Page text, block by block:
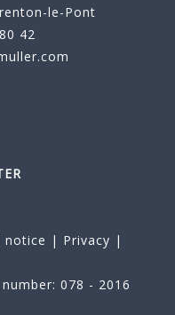
le-Pont
42
notice | Privacy |
078 - 2016